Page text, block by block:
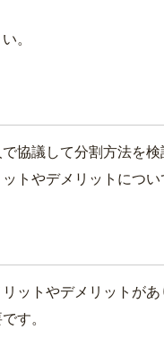
。
協議して分割方法を
トやデメリットについ
ットやデメリットがあ
す。